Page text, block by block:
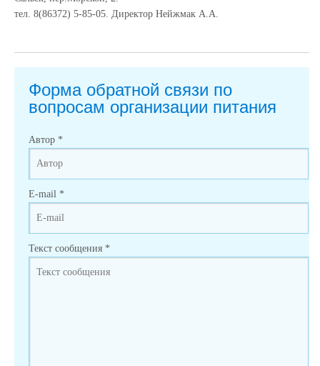
тел. 8(86372) 5-85-05. Директор Нейжмак А.А.
Форма обратной связи по
вопросам организации питания
Автор *
E-mail *
Текст сообщения *